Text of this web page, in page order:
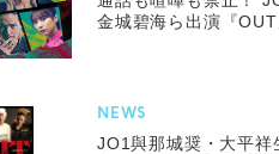
金城碧海ら出演『
NEWS
JO1與那城奨・⼤平祥